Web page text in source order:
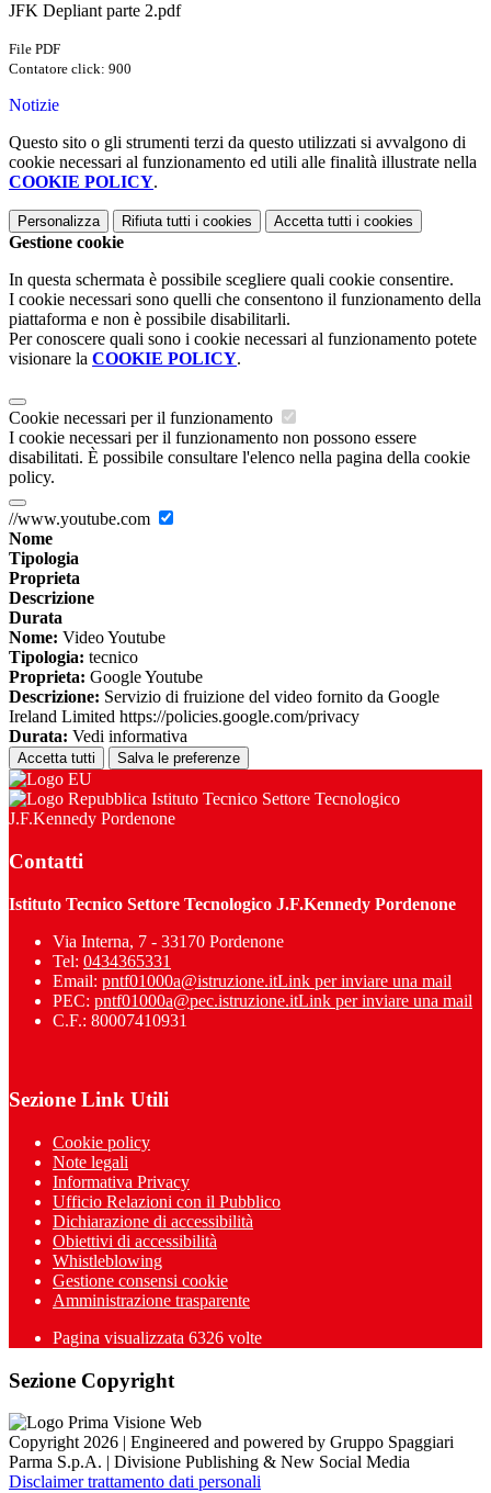
JFK Depliant parte 2.pdf
File PDF
Contatore click: 900
Notizie
Questo sito o gli strumenti terzi da questo utilizzati si avvalgono di
cookie necessari al funzionamento ed utili alle finalità illustrate nella
COOKIE POLICY.
Personalizza Rifiuta tutti i cookies Accetta tutti i cookies
Gestione cookie
In questa schermata è possibile scegliere quali cookie consentire.
I cookie necessari sono quelli che consentono il funzionamento della
piattaforma e non è possibile disabilitarli.
Per conoscere quali sono i cookie necessari al funzionamento potete
visionare la COOKIE POLICY.
Cookie necessari per il funzionamento
I cookie necessari per il funzionamento non possono essere
disabilitati. È possibile consultare l'elenco nella pagina della cookie
policy.
//www.youtube.com
Nome
Tipologia
Proprieta
Descrizione
Durata
Nome: Video Youtube
Tipologia: tecnico
Proprieta: Google Youtube
Descrizione: Servizio di fruizione del video fornito da Google
Ireland Limited https://policies.google.com/privacy
Durata: Vedi informativa
Accetta tutti Salva le preferenze
Istituto Tecnico Settore Tecnologico
J.F.Kennedy Pordenone
Contatti
Istituto Tecnico Settore Tecnologico J.F.Kennedy Pordenone
Via Interna, 7 - 33170 Pordenone
Tel: 0434365331
Email: pntf01000a@istruzione.itLink per inviare una mail
PEC: pntf01000a@pec.istruzione.itLink per inviare una mail
C.F.: 80007410931
Sezione Link Utili
Cookie policy
Note legali
Informativa Privacy
Ufficio Relazioni con il Pubblico
Dichiarazione di accessibilità
Obiettivi di accessibilità
Whistleblowing
Gestione consensi cookie
Amministrazione trasparente
Pagina visualizzata 6326 volte
Sezione Copyright
Copyright 2026 | Engineered and powered by Gruppo Spaggiari
Parma S.p.A. | Divisione Publishing & New Social Media
Disclaimer trattamento dati personali